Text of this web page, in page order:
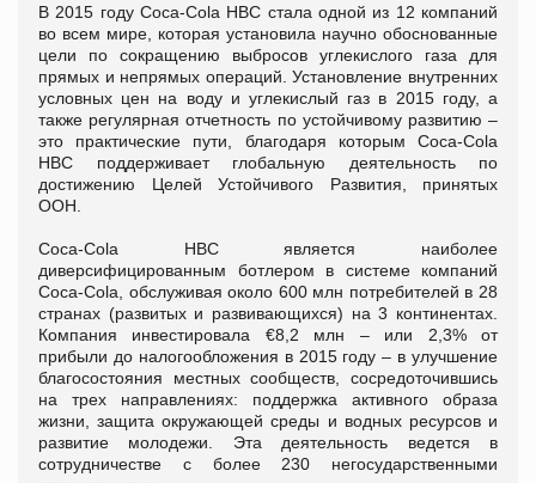
В 2015 году Coca-Cola HBC стала одной из 12 компаний
во всем мире, которая установила научно обоснованные
цели по сокращению выбросов углекислого газа для
прямых и непрямых операций. Установление внутренних
условных цен на воду и углекислый газ в 2015 году, а
также регулярная отчетность по устойчивому развитию –
это практические пути, благодаря которым Coca-Cola
HBC поддерживает глобальную деятельность по
достижению Целей Устойчивого Развития, принятых
ООН.
Coca-Cola HBC является наиболее
диверсифицированным ботлером в системе компаний
Coca-Cola, обслуживая около 600 млн потребителей в 28
странах (развитых и развивающихся) на 3 континентах.
Компания инвестировала €8,2 млн – или 2,3% от
прибыли до налогообложения в 2015 году – в улучшение
благосостояния местных сообществ, сосредоточившись
на трех направлениях: поддержка активного образа
жизни, защита окружающей среды и водных ресурсов и
развитие молодежи. Эта деятельность ведется в
сотрудничестве с более 230 негосударственными